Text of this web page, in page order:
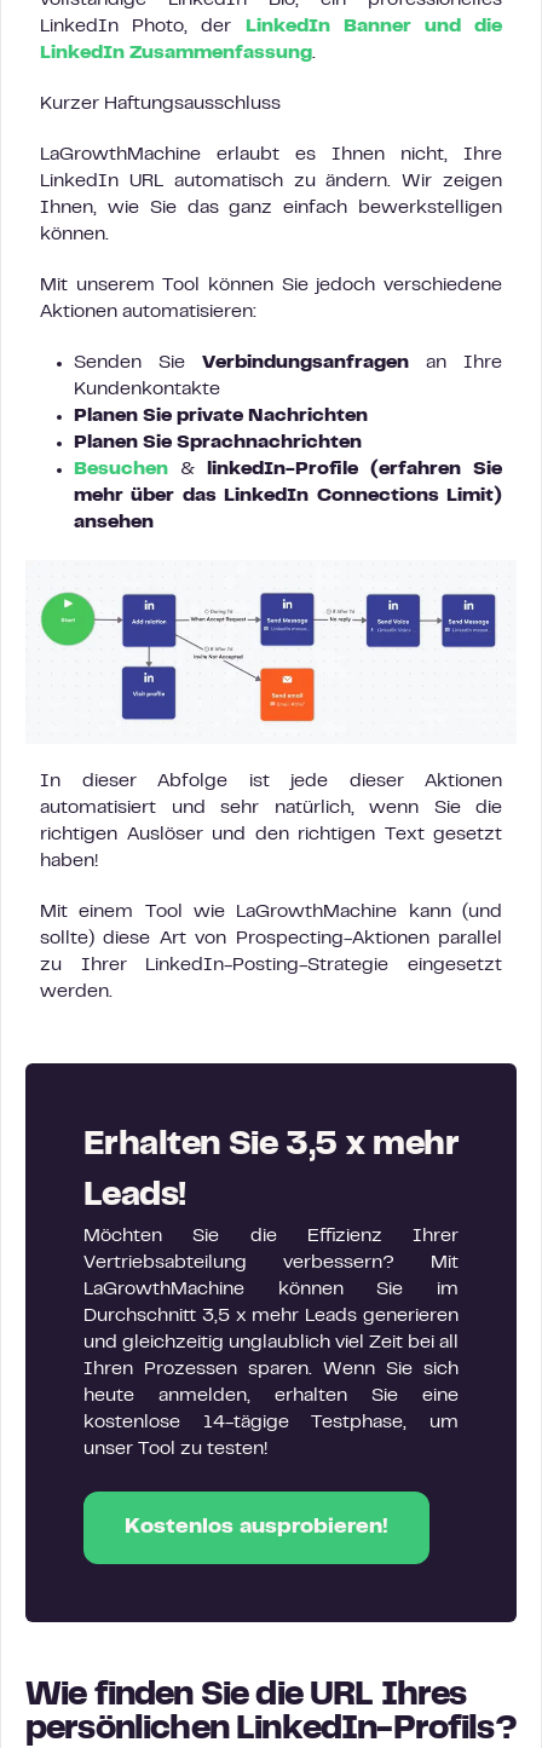
LinkedIn Photo, der
LinkedIn Banner und die
LinkedIn Zusammenfassung.
Kurzer Haftungsausschluss
LaGrowthMachine erlaubt es Ihnen nicht, Ihre
LinkedIn URL automatisch zu ändern. Wir zeigen
Ihnen, wie Sie das ganz einfach bewerkstelligen
können.
Mit unserem Tool können Sie jedoch verschiedene
Aktionen automatisieren:
Senden Sie Verbindungsanfragen an Ihre
Kundenkontakte
Planen Sie private Nachrichten
Planen Sie Sprachnachrichten
Besuchen
&
linkedIn-Profile (erfahren Sie
mehr über das LinkedIn Connections Limit)
ansehen
In dieser Abfolge ist jede dieser Aktionen
automatisiert und sehr natürlich, wenn Sie die
richtigen Auslöser und den richtigen Text gesetzt
haben!
Mit einem Tool wie LaGrowthMachine kann (und
sollte) diese Art von Prospecting-Aktionen parallel
zu Ihrer LinkedIn-Posting-Strategie eingesetzt
werden.
Erhalten Sie 3,5 x mehr
Leads!
Möchten Sie die Effizienz Ihrer
Vertriebsabteilung verbessern? Mit
LaGrowthMachine können Sie im
Durchschnitt 3,5 x mehr Leads generieren
und gleichzeitig unglaublich viel Zeit bei all
Ihren Prozessen sparen. Wenn Sie sich
heute anmelden, erhalten Sie eine
kostenlose 14-tägige Testphase, um
unser Tool zu testen!
Kostenlos ausprobieren!
Wie finden Sie die URL Ihres
persönlichen LinkedIn-Profils?